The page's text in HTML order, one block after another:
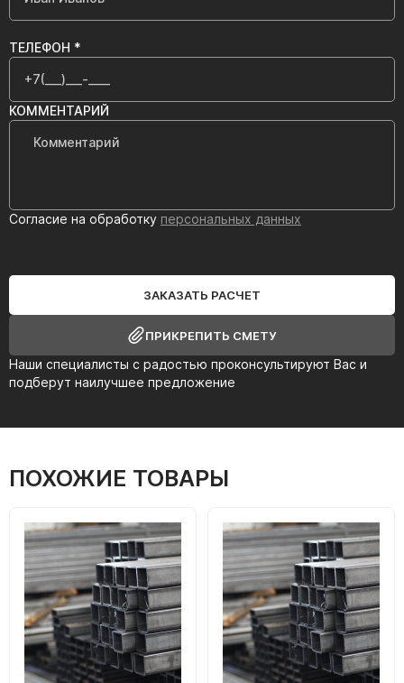
Наши специалисты с радостью проконсультируют Вас и
подберут наилучшее предложение
ТЕЛЕФОН *
КОММЕНТАРИЙ
Согласие на обработку персональных данных
ЗАКАЗАТЬ РАСЧЕТ
ПРИКРЕПИТЬ СМЕТУ
ПОХОЖИЕ ТОВАРЫ